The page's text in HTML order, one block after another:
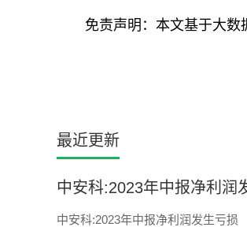
免责声明：本文基于大数
最近更新
中安科:2023年中报净利润
中安科:2023年中报净利润发生亏损